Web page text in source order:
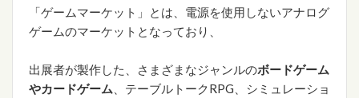
「ゲームマーケット」とは、電源を使用しないアナログ
ゲームのマーケットとなっており、
出展者が製作した、さまざまなジャンルのボードゲーム
やカードゲーム 、テーブルトークRPG、シミュレーショ